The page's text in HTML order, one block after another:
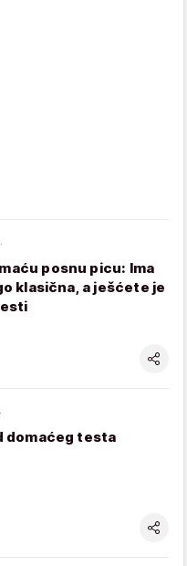
posnu picu: Ima
klasična, a ješćete je
domaćeg testa